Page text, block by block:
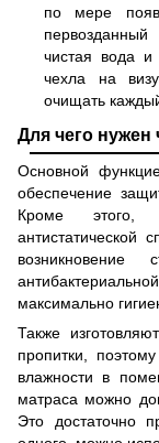
по мере
чистая вода и
чехла на
очищать
Для чего нужен
Основной
обеспечение
Кроме этого,
антистатической
возникновение
максимально
Также
пропитки,
влажности в
матраса можно
Это достаточно